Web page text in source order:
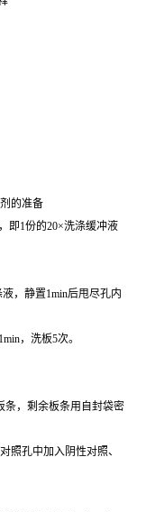
的准备
即1份的20×洗涤缓冲液
，静置1min后甩尽孔内
，洗板5次。
条，剩余板条用自封袋密
照孔中加入阴性对照、